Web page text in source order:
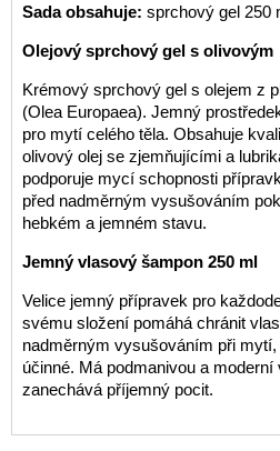
Sada obsahuje: sprchový gel 250
Olejový sprchový gel s olivovým
Krémový sprchový gel s olejem z
(Olea Europaea). Jemný
pro mytí celého těla. Obsahuje
olivový olej se zjemňujícími a
podporuje mycí schopnosti
před nadměrným vysušováním
hebkém a jemném stavu.
Jemný vlasový šampon 250 ml
Velice jemný přípravek pro
svému složení pomáhá chránit
nadměrným vysušováním při
účinné. Má podmanivou a
zanechává příjemný pocit.